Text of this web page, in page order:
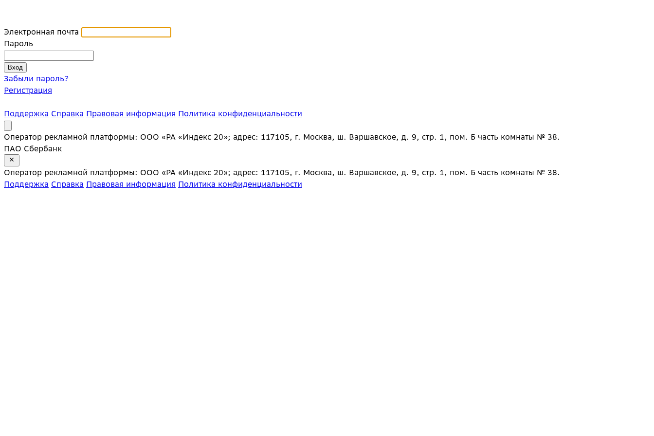
Электронная почта
Пароль
Забыли пароль?
Регистрация
Поддержка Справка Правовая информация Политика конфиденциальности
Оператор рекламной платформы: ООО «РА «Индекс 20»; адрес: 117105, г. Москва, ш. Варшавское, д. 9, стр. 1, пом. Б часть комнаты № 38.
ПАО Сбербанк
Оператор рекламной платформы: ООО «РА «Индекс 20»; адрес: 117105, г. Москва, ш. Варшавское, д. 9, стр. 1, пом. Б часть комнаты № 38.
Поддержка Справка Правовая информация Политика конфиденциальности